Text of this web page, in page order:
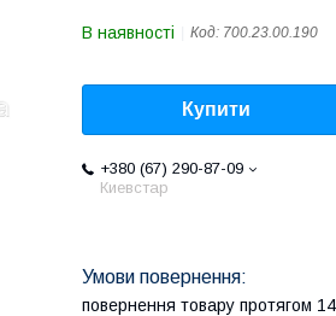
В наявності Код: 700.23.00.190
Купити
+380 (67) 290-87-09
Киевстар
повернення товару протягом